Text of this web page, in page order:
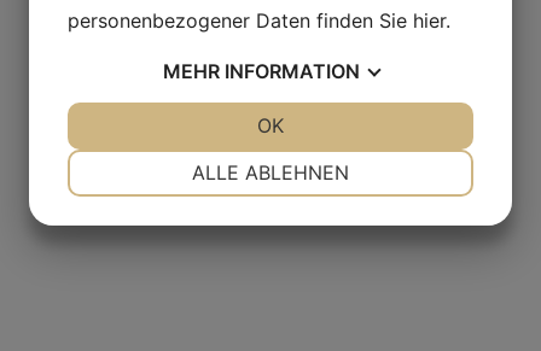
personenbezogener Daten finden Sie hier.
MEHR INFORMATION
ALLE ABLEHNEN
OK